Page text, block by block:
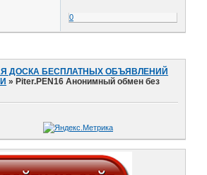
0
ДОСКА БЕСПЛАТНЫХ ОБЪЯВЛЕНИЙ
» Piter.PEN16 Анонимный обмен без